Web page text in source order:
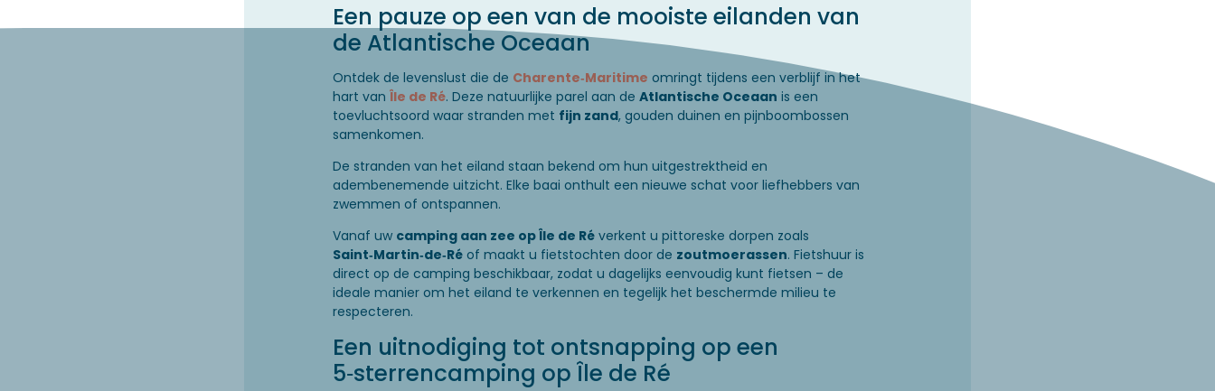
Een pauze op een van de mooiste eilanden van
de Atlantische Oceaan
Ontdek de levenslust die de Charente‑Maritime omringt tijdens een verblijf in het
hart van Île de Ré. Deze natuurlijke parel aan de Atlantische Oceaan is een
toevluchtsoord waar stranden met fijn zand, gouden duinen en pijnboombossen
samenkomen.
De stranden van het eiland staan bekend om hun uitgestrektheid en
adembenemende uitzicht. Elke baai onthult een nieuwe schat voor liefhebbers van
zwemmen of ontspannen.
Vanaf uw camping aan zee op Île de Ré verkent u pittoreske dorpen zoals
Saint‑Martin‑de‑Ré of maakt u fietstochten door de zoutmoerassen. Fietshuur is
direct op de camping beschikbaar, zodat u dagelijks eenvoudig kunt fietsen – de
ideale manier om het eiland te verkennen en tegelijk het beschermde milieu te
respecteren.
Een uitnodiging tot ontsnapping op een
5‑sterrencamping op Île de Ré